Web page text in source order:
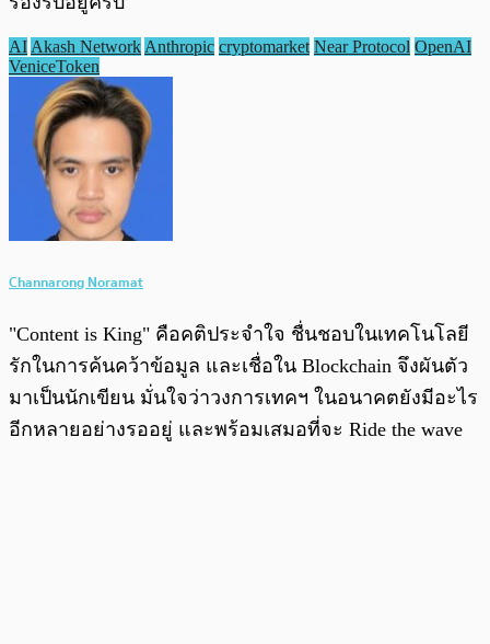
AIAkash NetworkAnthropic cryptomarket Near Protocol OpenAI
VeniceToken
Channarong Noramat
"Content is King" คือคติประจำใจ ชื่นชอบในเทคโนโลยี
รักในการค้นคว้าข้อมูล และเชื่อใน Blockchain จึงผันตัว
มาเป็นนักเขียน มั่นใจว่าวงการเทคฯ ในอนาคตยังมีอะไร
อีกหลายอย่างรออยู่ และพร้อมเสมอที่จะ Ride the wave